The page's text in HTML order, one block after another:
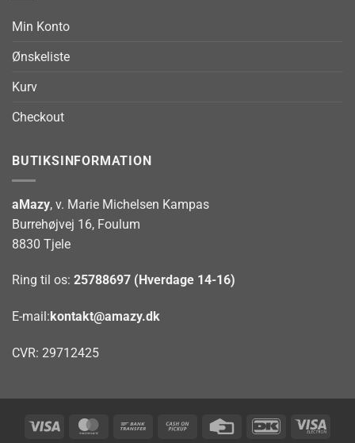
Min Konto
Ønskeliste
Kurv
Checkout
BUTIKSINFORMATION
aMazy, v. Marie Michelsen Kampas
Burrehøjvej 16, Foulum
8830 Tjele
Ring til os: 25788697 (Hverdage 14-16)
E-mail:kontakt@amazy.dk
CVR: 29712425
Visa MasterCardBank
Cash
Credit
DanKort Visa